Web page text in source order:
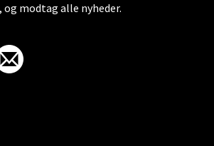
og modtag alle nyheder.